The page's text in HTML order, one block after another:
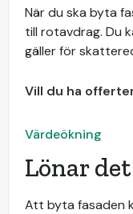
När du ska byta
till rotavdrag. Du
gäller för
Vill du ha
Värdeökning
Lönar
Att byta fasaden